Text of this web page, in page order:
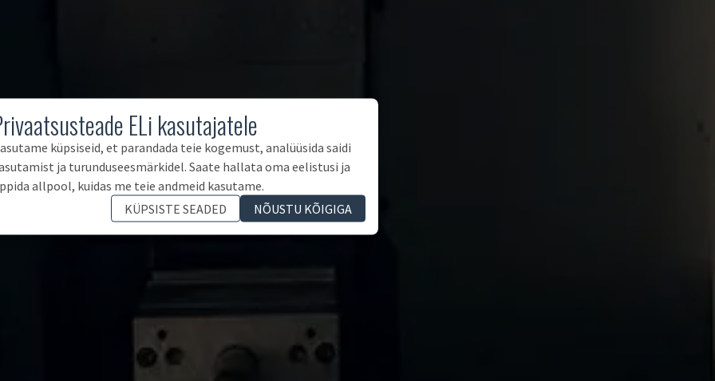
ELi kasutajatele
küpsiseid, et parandada teie kogemust, analüüsida saidi
ja turunduseesmärkidel. Saate hallata oma eelistusi ja
allpool, kuidas me teie andmeid kasutame.
KÜPSISTE SEADED
NÕUSTU KÕIGIGA